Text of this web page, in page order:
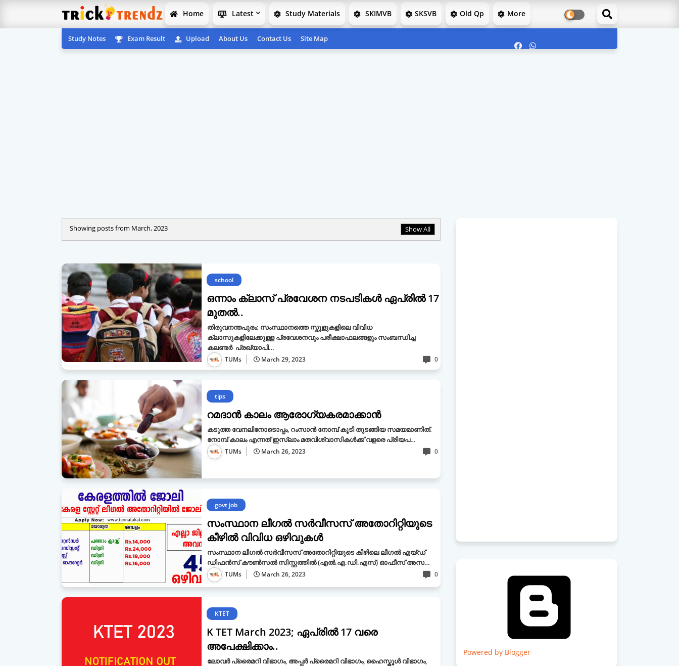
Home Latest Study Materials SKIMVB SKSVB Old Qp More
Study Notes Exam Result Upload About Us Contact Us Site Map
Showing posts from March, 2023 Show All
school
ഒന്നാം ക്ലാസ് പ്രവേശന നടപടികൾ ഏപ്രിൽ 17
മുതൽ..
തിരുവനന്തപുരം: സംസ്ഥാനത്തെ സ്കൂളുകളിലെ വിവിധ
ക്ലാസുകളിലേക്കുള്ള പ്രവേശനവും പരീക്ഷാഫലങ്ങളും സംബന്ധിച്ച
കലണ്ടർ പ്രഖ്യാപി…
TUMs March 29, 2023 0
tips
റമദാന്‍ കാലം ആരോഗ്യകരമാക്കാൻ
കടുത്ത വേനലിനോടൊപ്പം, റംസാന്‍ നോമ്പ് കൂടി തുടങ്ങിയ സമയമാണിത്.
നോമ്പ് കാലം എന്നത് ഇസ്ലാം മതവിശ്വാസികള്‍ക്ക് വളരെ പ്രിയപ…
TUMs March 26, 2023 0
govt job
സംസ്ഥാന ലീഗല്‍ സര്‍വീസസ് അതോറിറ്റിയുടെ
കീഴില്‍ വിവിധ ഒഴിവുകൾ
സംസ്ഥാന ലീഗല്‍ സര്‍വീസസ് അതോറിറ്റിയുടെ കീഴിലെ ലീഗല്‍ എയ്ഡ്
ഡിഫന്‍സ് കൗണ്‍സല്‍ സിസ്റ്റത്തില്‍ (എല്‍.എ.ഡി.എസ്) ഓഫീസ് അസ…
TUMs March 26, 2023 0
KTET
K TET March 2023; ഏപ്രിൽ 17 വരെ
അപേക്ഷിക്കാം..
ലോവർ പ്രൈമറി വിഭാഗം, അപ്പർ പ്രൈമറി വിഭാഗം, ഹൈസ്കൂൾ വിഭാഗം,
Powered by Blogger